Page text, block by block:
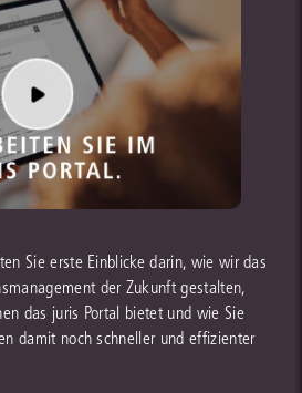
Sie erste Einblicke darin, wie wir das
der Zukunft gestalten,
das juris Portal bietet und wie Sie
damit noch schneller und effizienter